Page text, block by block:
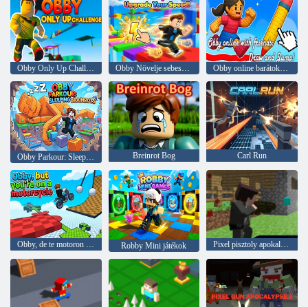
Obby Only Up Challenge Obby Növelje sebességét! Obby online barátokkal: Rajzolj és ugorj!
Breinrot Bog Carl Run
Obby, de te motoron ülsz Robby Mini játékok Pixel pisztoly apokalipszis 3